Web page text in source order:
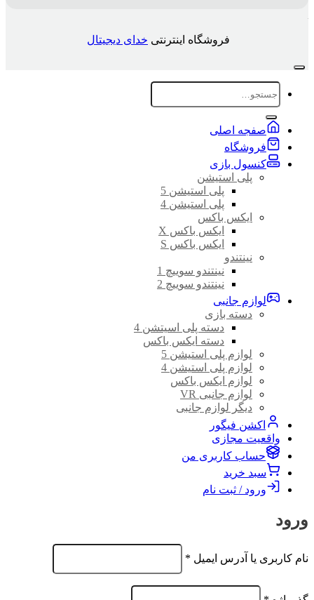
فروشگاه اینترنتی خدای دیجیتال
جستجو
برای:
صفجه اصلی
فروشگاه
کنسول بازی
پلی استیشن
پلی استیشن 5
پلی استیشن 4
ایکس باکس
ایکس باکس X
ایکس باکس S
نینتندو
نینتندو سوییچ 1
نینتندو سوییچ 2
لوازم جانبی
دسته بازی
دسته پلی اسیتشن 4
دسته ایکس باکس
لوازم پلی استیشن 5
لوازم پلی استیشن 4
لوازم ایکس باکس
لوازم جانبی VR
دیگر لوازم جانبی
اکشن فیگور
واقعیت مجازی
حساب کاربری من
سبد خرید
ورود / ثبت نام
ورود
نام کاربری یا آدرس ایمیل *
الزامی
الزامی